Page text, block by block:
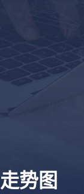
走势图